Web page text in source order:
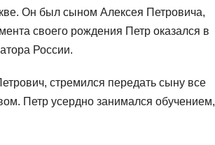
Он был сыном Алексея Петровича,
своего рождения Петр оказался в
России.
стремился передать сыну все
Петр усердно занимался обучением,